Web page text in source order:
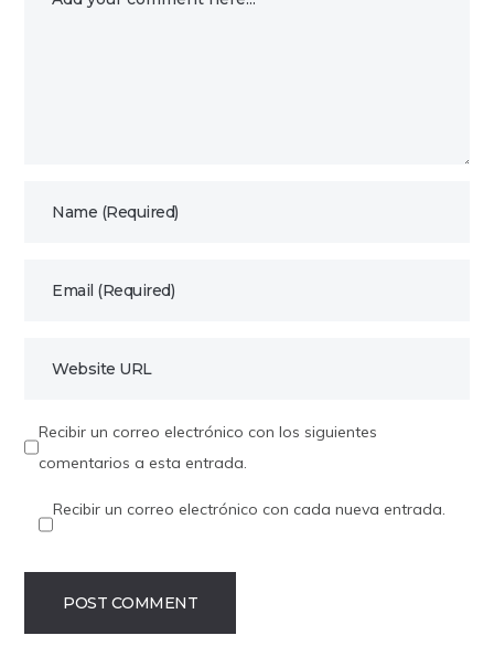
Recibir un correo electrónico con los siguientes
comentarios a esta entrada.
Recibir un correo electrónico con cada nueva entrada.